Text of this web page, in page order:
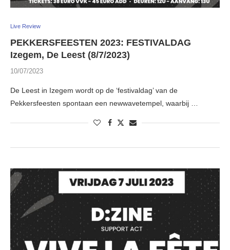
Live Review
PEKKERSFEESTEN 2023: FESTIVALDAG
Izegem, De Leest (8/7/2023)
10/07/2023
De Leest in Izegem wordt op de ‘festivaldag’ van de
Pekkersfeesten spontaan een newwavetempel, waarbij …